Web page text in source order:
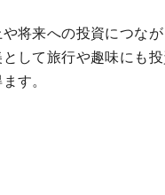
将来への投資につな
して旅行や趣味にも
す。